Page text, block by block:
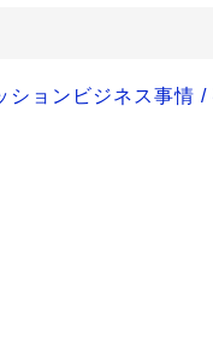
ョンビジネス事情